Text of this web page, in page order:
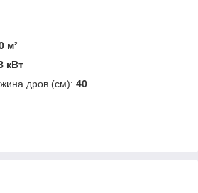
м²
кВт
дров (см): 40